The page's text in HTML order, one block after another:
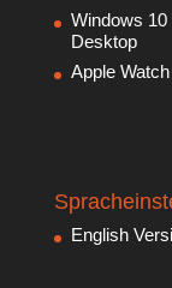
Windows
Desktop
Apple
English